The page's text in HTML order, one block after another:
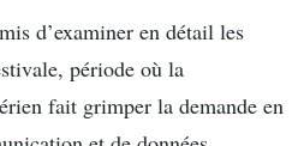
d’examiner en détail les
période où la
fait grimper la demande en